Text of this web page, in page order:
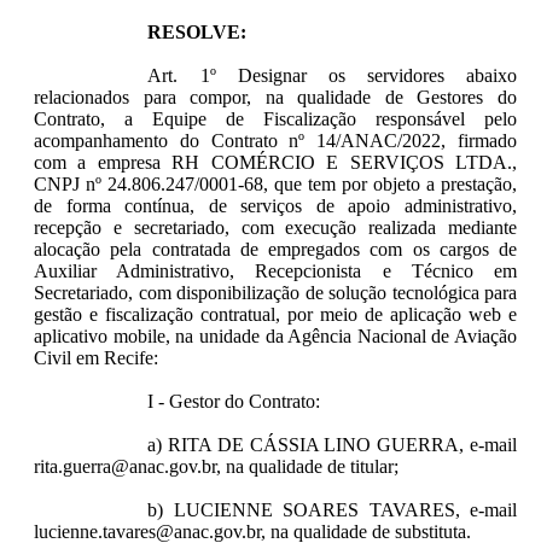
RESOLVE:
Art. 1º Designar os servidores abaixo
relacionados para compor, na qualidade de Gestores do
Contrato, a Equipe de Fiscalização responsável pelo
acompanhamento do Contrato nº 14/ANAC/2022, firmado
com a empresa RH COMÉRCIO E SERVIÇOS LTDA.,
CNPJ nº 24.806.247/0001-68, que tem por objeto a prestação,
de forma contínua, de serviços de apoio administrativo,
recepção e secretariado, com execução realizada mediante
alocação pela contratada de empregados com os cargos de
Auxiliar Administrativo, Recepcionista e Técnico em
Secretariado, com disponibilização de solução tecnológica para
gestão e fiscalização contratual, por meio de aplicação web e
aplicativo mobile, na unidade da Agência Nacional de Aviação
Civil em Recife:
I - Gestor do Contrato:
a) RITA DE CÁSSIA LINO GUERRA, e-mail
rita.guerra@anac.gov.br, na qualidade de titular;
b) LUCIENNE SOARES TAVARES, e-mail
lucienne.tavares@anac.gov.br, na qualidade de substituta.